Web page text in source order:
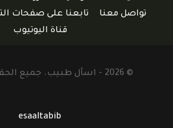
تواصل معنا
تابعنا على صفحات
قناة اليوتيوب
© 2026 - اسأل طبيب. جميع الحقوق محفوظة.
esaaltabib